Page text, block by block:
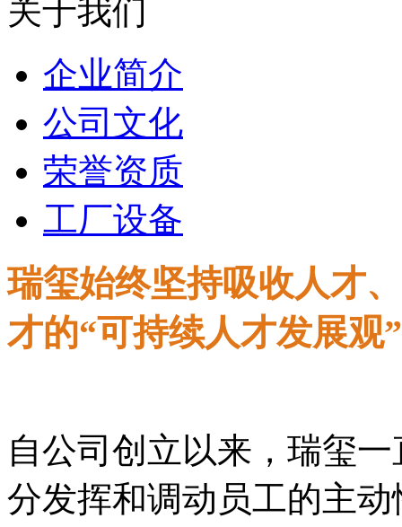
关于我们
企业简介
公司文化
荣誉资质
工厂设备
瑞玺始终坚持吸收人才
才的“可持续人才发展观”
自公司创立以来，瑞玺
分发挥和调动员工的主